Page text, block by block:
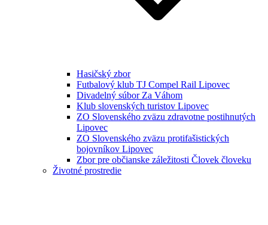
Hasičský zbor
Futbalový klub TJ Compel Rail Lipovec
Divadelný súbor Za Váhom
Klub slovenských turistov Lipovec
ZO Slovenského zväzu zdravotne postihnutých
Lipovec
ZO Slovenského zväzu protifašistických
bojovníkov Lipovec
Zbor pre občianske záležitosti Človek človeku
Životné prostredie